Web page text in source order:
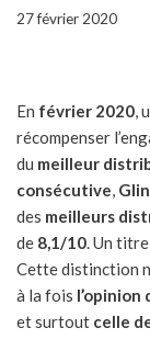
27 février 2020
En février 2020,
récompenser
du meilleur
consécutive,
des meilleurs
de 8,1/10. Un
Cette distinction
à la fois
et surtout celle